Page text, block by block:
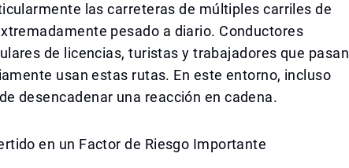
las carreteras de múltiples carriles de
pesado a diario. Conductores
de licencias, turistas y trabajadores que pasan
usan estas rutas. En este entorno, incluso
desencadenar una reacción en cadena.
en un Factor de Riesgo Importante